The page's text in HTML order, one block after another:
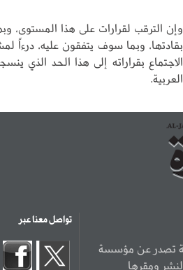
وإن الترقب لقرارات على هذا المستوى،
بقادتها، وبما سوف يتفقون عليه، درءاً
الاجتماع بقراراته إلى هذا الحد الذي
العربية.
تصدر عن مؤسسة
ومقرها
تواصل معنا عبر